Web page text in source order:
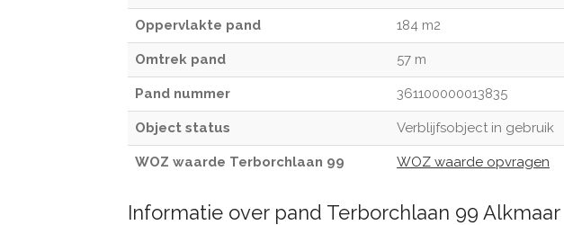
Oppervlakte pand 184 m2
Omtrek pand 57 m
Pand nummer 361100000013835
Object status Verblijfsobject in gebruik
WOZ waarde Terborchlaan 99 WOZ waarde opvragen
Informatie over pand Terborchlaan 99 Alkmaar